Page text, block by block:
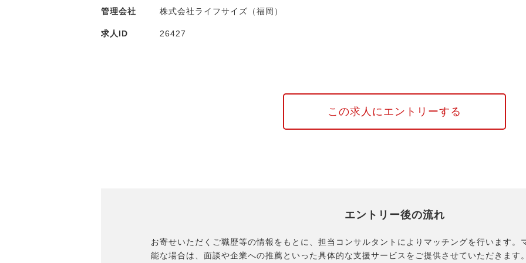
管理会社 株式会社ライフサイズ（福岡）
求人ID 26427
この求人にエントリーする
エントリー後の流れ
お寄せいただくご職歴等の情報をもとに、担当コンサルタントによりマッチングを行います。
能な場合は、面談や企業への推薦といった具体的な支援サービスをご提供させていただきます。